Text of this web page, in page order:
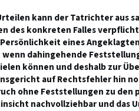
kann der Tatrichter aus
des konkreten Falles
eines
dahingehende
können und deshalb zur
auf Rechtsfehler hin
ohne Feststellungen zu den
nachvollziehbar und das